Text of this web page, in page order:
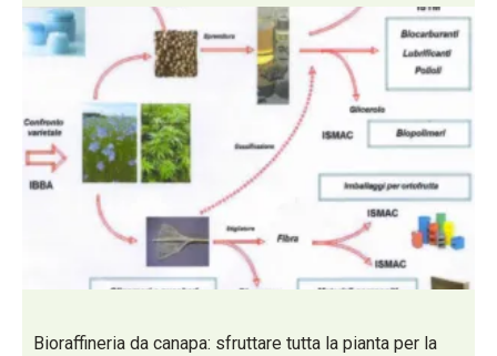
Bioraffineria da canapa: sfruttare tutta la pianta per la